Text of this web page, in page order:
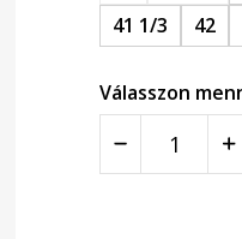
41 1/3
42
Válasszon